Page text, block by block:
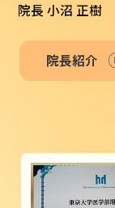
院長 小沼 正樹
院長紹介